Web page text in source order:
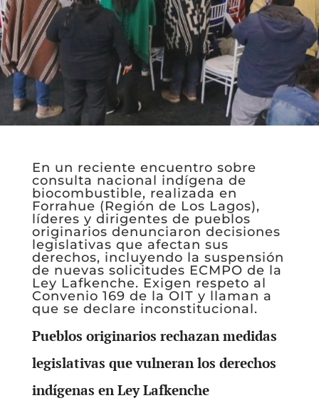
En un reciente encuentro sobre
consulta nacional indígena de
biocombustible, realizada en
Forrahue (Región de Los Lagos),
líderes y dirigentes de pueblos
originarios denunciaron decisiones
legislativas que afectan sus
derechos, incluyendo la suspensión
de nuevas solicitudes ECMPO de la
Ley Lafkenche. Exigen respeto al
Convenio 169 de la OIT y llaman a
que se declare inconstitucional.
Pueblos originarios rechazan medidas
legislativas que vulneran los derechos
indígenas en Ley Lafkenche